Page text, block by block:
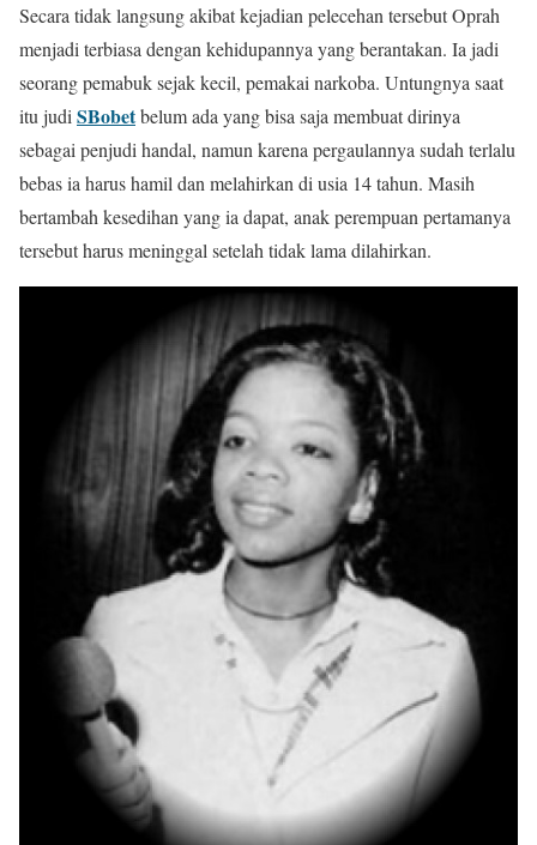
Secara tidak langsung akibat kejadian pelecehan tersebut Oprah
menjadi terbiasa dengan kehidupannya yang berantakan. Ia jadi
seorang pemabuk sejak kecil, pemakai narkoba. Untungnya saat
itu judi SBobetbelum ada yang bisa saja membuat dirinya
sebagai penjudi handal, namun karena pergaulannya sudah terlalu
bebas ia harus hamil dan melahirkan di usia 14 tahun. Masih
bertambah kesedihan yang ia dapat, anak perempuan pertamanya
tersebut harus meninggal setelah tidak lama dilahirkan.